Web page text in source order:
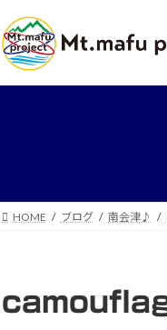
HOME ブログ 南会津♪